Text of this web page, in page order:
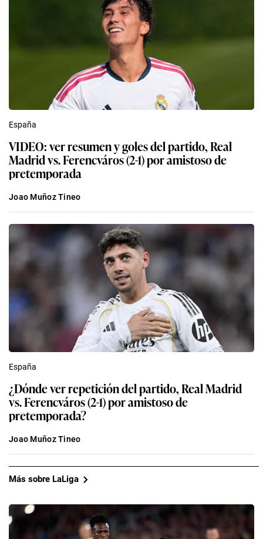
España
VIDEO: ver resumen y goles del partido, Real
Madrid vs. Ferencváros (2-1) por amistoso de
pretemporada
Joao Muñoz Tineo
España
¿Dónde ver repetición del partido, Real Madrid
vs. Ferencváros (2-1) por amistoso de
pretemporada?
Joao Muñoz Tineo
Más sobre LaLiga